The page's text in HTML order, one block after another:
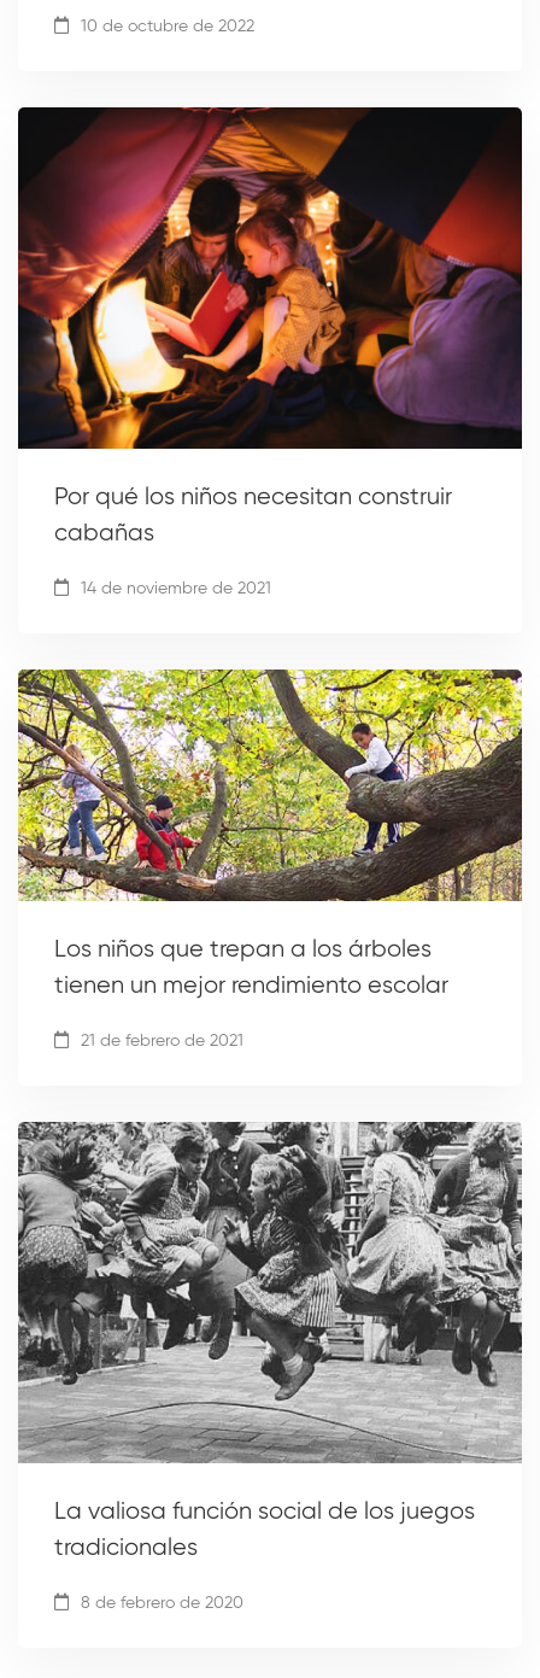
10 de octubre de 2022
Por qué los niños necesitan construir
cabañas
14 de noviembre de 2021
Los niños que trepan a los árboles
tienen un mejor rendimiento escolar
21 de febrero de 2021
La valiosa función social de los juegos
tradicionales
8 de febrero de 2020